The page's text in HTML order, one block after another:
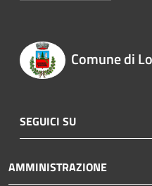
Comune di
SEGUICI SU
AMMINISTRAZIONE